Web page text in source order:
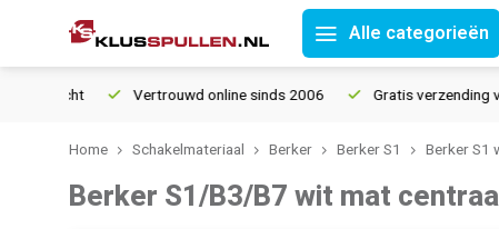
Alle categorieën
Vertrouwd online sinds 2006 Gratis verzending vanaf € 150
Home Schakelmateriaal Berker Berker S1 Berker S1
Berker S1/B3/B7 wit mat